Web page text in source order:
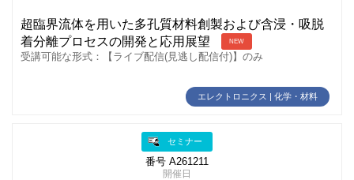
超臨界流体を用いた多孔質材料創製および含浸・吸脱
着分離プロセスの開発と応用展望
NEW
受講可能な形式：【ライブ配信(見逃し配信付)】のみ
エレクトロニクス | 化学・材料
セミナー
番号 A261211
開催日